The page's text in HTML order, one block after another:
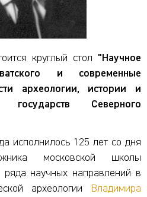
круглый стол "Научное
и современные
археологии, истории и
государств Северного
исполнилось 125 лет со дня
московской школы
ряда научных направлений в
археологии
Владимира